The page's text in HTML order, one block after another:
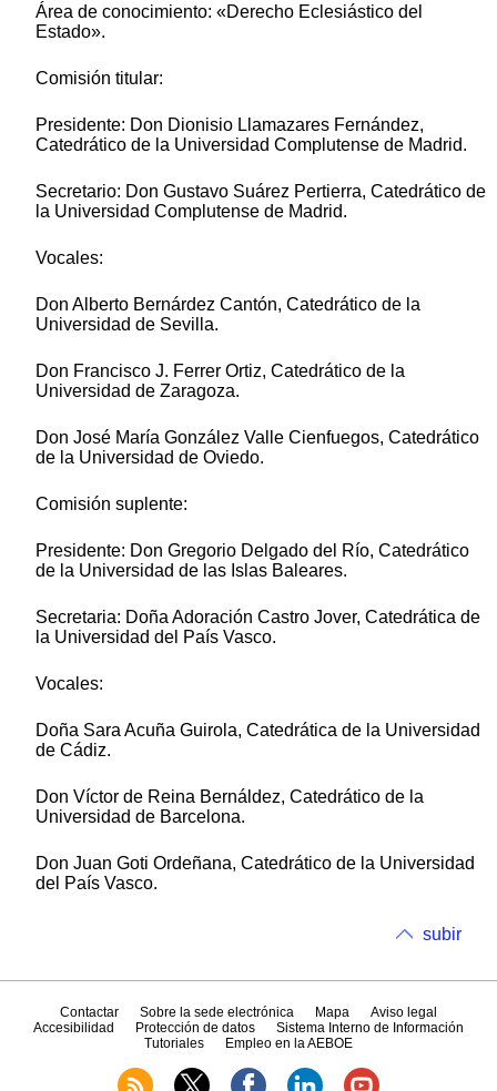
Área de conocimiento: «Derecho Eclesiástico del
Estado».
Comisión titular:
Presidente: Don Dionisio Llamazares Fernández,
Catedrático de la Universidad Complutense de Madrid.
Secretario: Don Gustavo Suárez Pertierra, Catedrático de
la Universidad Complutense de Madrid.
Vocales:
Don Alberto Bernárdez Cantón, Catedrático de la
Universidad de Sevilla.
Don Francisco J. Ferrer Ortiz, Catedrático de la
Universidad de Zaragoza.
Don José María González Valle Cienfuegos, Catedrático
de la Universidad de Oviedo.
Comisión suplente:
Presidente: Don Gregorio Delgado del Río, Catedrático
de la Universidad de las Islas Baleares.
Secretaria: Doña Adoración Castro Jover, Catedrática de
la Universidad del País Vasco.
Vocales:
Doña Sara Acuña Guirola, Catedrática de la Universidad
de Cádiz.
Don Víctor de Reina Bernáldez, Catedrático de la
Universidad de Barcelona.
Don Juan Goti Ordeñana, Catedrático de la Universidad
del País Vasco.
subir
Contactar Sobre la sede electrónica Mapa
Aviso legal
Accesibilidad
Protección de datos
Sistema Interno de Información
Tutoriales
Empleo en la AEBOE